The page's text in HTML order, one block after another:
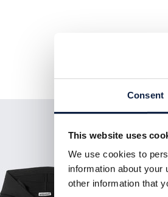
Consent
This website uses
We use cookies to
information about
other information that